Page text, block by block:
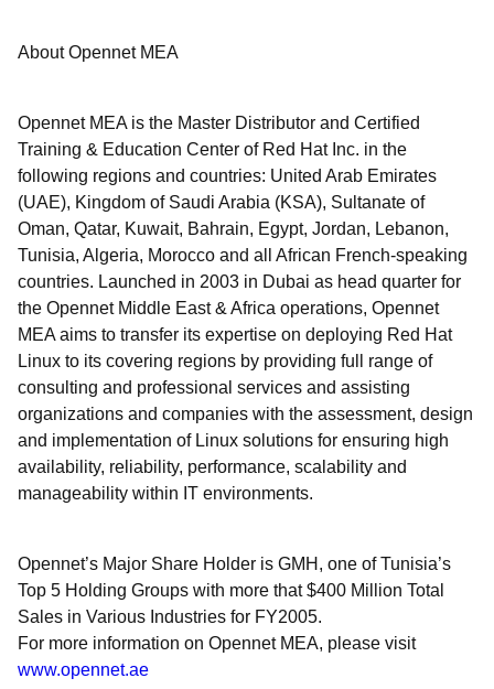
About Opennet MEA
Opennet MEA is the Master Distributor and Certified
Training & Education Center of Red Hat Inc. in the
following regions and countries: United Arab Emirates
(UAE), Kingdom of Saudi Arabia (KSA), Sultanate of
Oman, Qatar, Kuwait, Bahrain, Egypt, Jordan, Lebanon,
Tunisia, Algeria, Morocco and all African French-speaking
countries. Launched in 2003 in Dubai as head quarter for
the Opennet Middle East & Africa operations, Opennet
MEA aims to transfer its expertise on deploying Red Hat
Linux to its covering regions by providing full range of
consulting and professional services and assisting
organizations and companies with the assessment, design
and implementation of Linux solutions for ensuring high
availability, reliability, performance, scalability and
manageability within IT environments.
Opennet’s Major Share Holder is GMH, one of Tunisia’s
Top 5 Holding Groups with more that $400 Million Total
Sales in Various Industries for FY2005.
For more information on Opennet MEA, please visit
www.opennet.ae